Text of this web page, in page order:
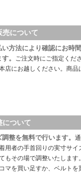
売について
方法により確認にお時
。
ご注文時にご指定くださ
店にお越しください。商品
について
整を無料で行います。
用者の手首回りの実寸サイ
もその場で調整いたします。
マを買い足すか、ベルトを